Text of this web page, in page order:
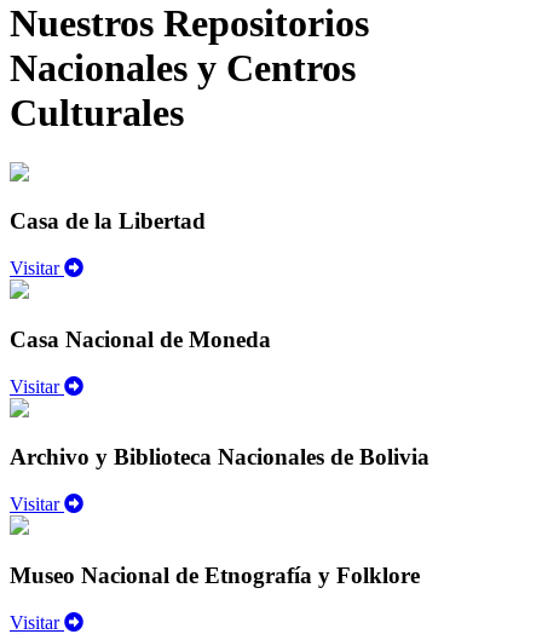
Nuestros Repositorios
Nacionales y Centros
Culturales
Casa de la Libertad
Visitar
Casa Nacional de Moneda
Visitar
Archivo y Biblioteca Nacionales de Bolivia
Visitar
Museo Nacional de Etnografía y Folklore
Visitar